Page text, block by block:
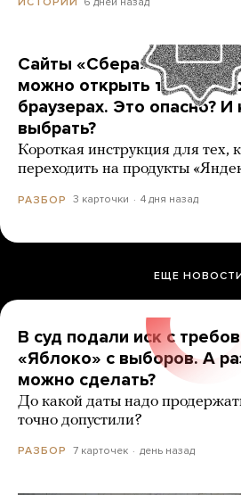
Сайты «Сбера» и других
можно открыть только в
браузерах. Это опасно? И
выбрать?
Короткая инструкция для тех,
переходить на продукты
РАЗБОР 3 карточки 4 дня назад
ЕЩЕ
В суд подали иск с
«Яблоко» с выборов. А
можно сделать?
До какой даты надо
точно допустили?
РАЗБОР 7 карточек день назад